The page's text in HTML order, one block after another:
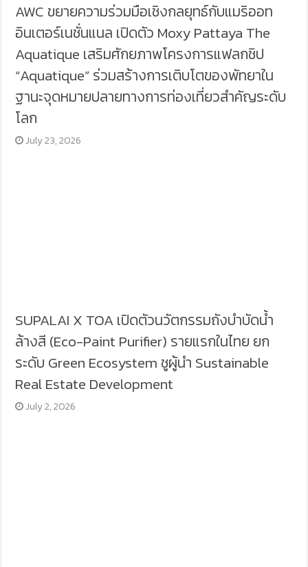
AWC ขยายความร่วมมือเชิงกลยุทธ์กับแมริออท
อินเตอร์เนชั่นแนล เปิดตัว Moxy Pattaya The
Aquatique เสริมศักยภาพโครงการแฟลกชิป
“Aquatique” ร่วมสร้างการเติบโตของพัทยาใน
ฐานะจุดหมายปลายทางการท่องเที่ยวสำคัญระดับ
โลก
July 23, 2026
SUPALAI X TOA เปิดตัวนวัตกรรมถังบำบัดน้ำ
ล้างสี (Eco-Paint Purifier) รายแรกในไทย ยก
ระดับ Green Ecosystem ชูผู้นำ Sustainable
Real Estate Development
July 2, 2026